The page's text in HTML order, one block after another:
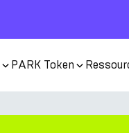
PARK Token